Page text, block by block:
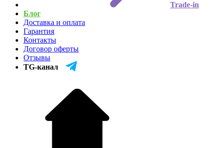
Trade-in
Блог
Доставка и оплата
Гарантия
Контакты
Договор оферты
Отзывы
TG-канал